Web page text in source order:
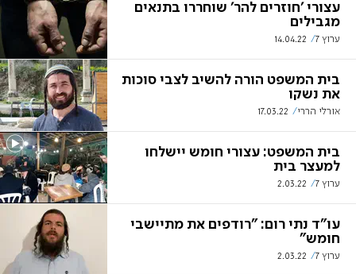
עצורי 'חוזרים להר' שוחררו בתנאים
מגבילים
ערוץ 7 14.04.22
בית המשפט הורה להשיב לצבי סוכות
את נשקו
אורלי הררי 17.03.22
בית המשפט: עצורי חומש יישלחו
למעצר בית
ערוץ 7 2.03.22
עו"ד נתי רום: "רודפים את מתיישבי
חומש"
ערוץ 7 2.03.22